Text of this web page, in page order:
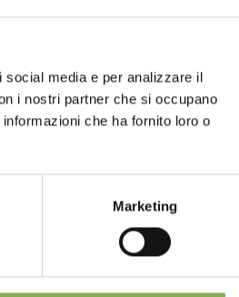
media e per analizzare il
i nostri partner che si occupano
che ha fornito loro o
Marketing
SITEMAP